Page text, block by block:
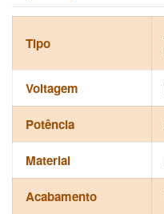
Tipo
Voltagem
Potência
Material
Acabamento